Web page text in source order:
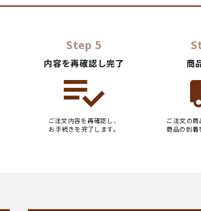
Step 5
内容を再確認し完了
ご注文内容を再確認し、
お手続きを完了します。
商
ご注文の商
商品の到着